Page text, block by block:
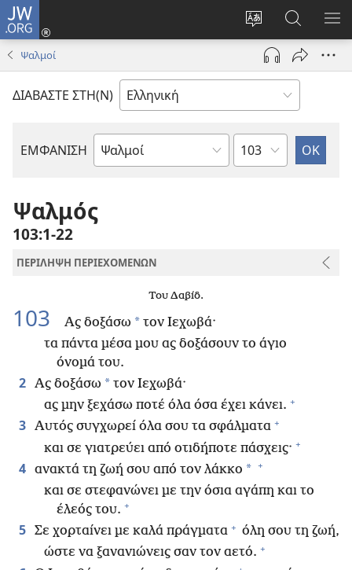
JW.ORG
Αλλαγή
γλώσσας
ιστότοπου
Σύνδεση
(ανοίγει
παράθυρο)
στο
JW.ORG
Ψαλμοί
ΔΙΑΒΑΣΤΕ ΣΤΗ(Ν)
ΕΜΦΑΝΙΣΗ
Βιβλίο
Γραφής
Κεφάλαιο
Ψαλμός
103:1-22
ΠΕΡΙΛΗΨΗ ΠΕΡΙΕΧΟΜΕΝΩΝ
Του Δαβίδ.
103 Ας δοξάσω * τον Ιεχωβά·
τα πάντα μέσα μου ας δοξάσουν το άγιο
όνομά του.
2 Ας δοξάσω * τον Ιεχωβά·
ας μην ξεχάσω ποτέ όλα όσα έχει κάνει. +
3 Αυτός συγχωρεί όλα σου τα σφάλματα +
και σε γιατρεύει από οτιδήποτε πάσχεις· +
4 ανακτά τη ζωή σου από τον λάκκο * +
και σε στεφανώνει με την όσια αγάπη και το
έλεός του. +
5 Σε χορταίνει με καλά πράγματα + όλη σου τη ζωή,
ώστε να ξανανιώνεις σαν τον αετό. +